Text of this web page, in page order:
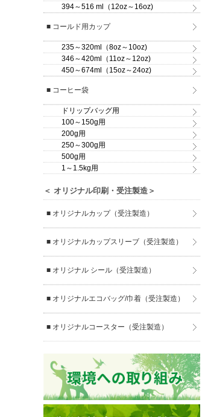
394～516 ml（12oz～16oz)
■ コールド用カップ
235～320ml（8oz～10oz)
346～420ml（11oz～12oz)
450～674ml（15oz～24oz)
■ コーヒー袋
ドリップバッグ用
100～150g用
200g用
250～300g用
500g用
1～1.5kg用
＜ オリジナル印刷・受注製造＞
■ オリジナルカップ（受注製造）
■ オリジナルカップスリーブ（受注製造）
■ オリジナル シール（受注製造）
■ オリジナルエコバッグ/巾着（受注製造）
■ オリジナルコースター（受注製造）